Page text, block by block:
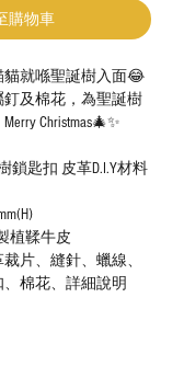
購物車
就喺聖誕樹入面😂
及棉花，為聖誕樹
Christmas🎄✨
鎖匙扣 皮革D.I.Y材料
植鞣牛皮
片、縫針、蠟線、
棉花、詳細說明